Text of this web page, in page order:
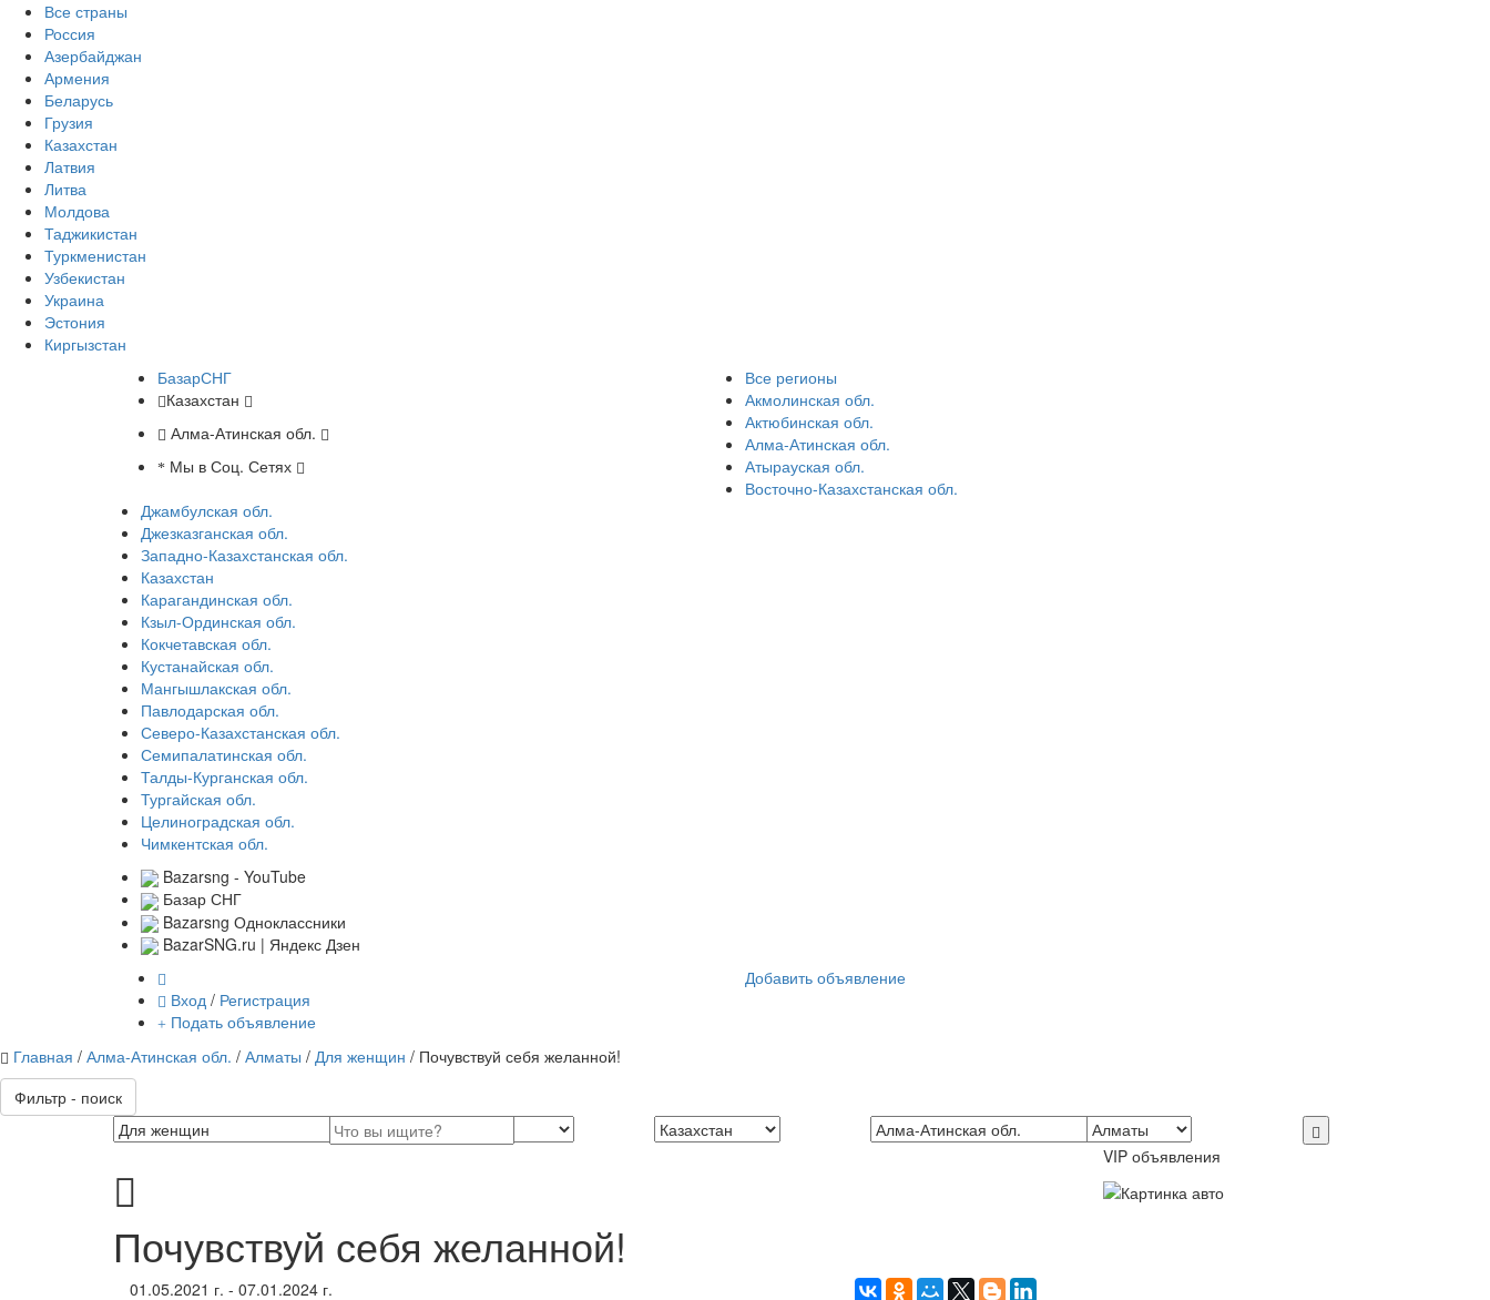
Все страны
Россия
Азербайджан
Армения
Беларусь
Грузия
Казахстан
Латвия
Литва
Молдова
Таджикистан
Туркменистан
Узбекистан
Украина
Эстония
Киргызстан
БазарСНГ
Казахстан
Алма-Атинская обл.
Мы в Соц. Сетях
Все регионы
Акмолинская обл.
Актюбинская обл.
Алма-Атинская обл.
Атырауская обл.
Восточно-Казахстанская обл.
Джамбулская обл.
Джезказганская обл.
Западно-Казахстанская обл.
Казахстан
Карагандинская обл.
Кзыл-Ординская обл.
Кокчетавская обл.
Кустанайская обл.
Мангышлакская обл.
Павлодарская обл.
Северо-Казахстанская обл.
Семипалатинская обл.
Талды-Курганская обл.
Тургайская обл.
Целиноградская обл.
Чимкентская обл.
Bazarsng - YouTube
Базар СНГ
Bazarsng Одноклассники
BazarSNG.ru | Яндекс Дзен
Вход / Регистрация
Подать объявление
Добавить объявление
Главная / Алма-Атинская обл. / Алматы / Для женщин / Почувствуй себя желанной!
Фильтр - поиск
Почувствуй себя желанной!
01.05.2021 г. - 07.01.2024 г.
VIP объявления